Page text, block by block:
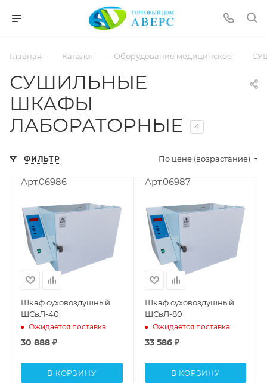
Главная — Каталог — Оборудование медицинское —
СУШИЛЬНЫЕ
ШКАФЫ
ЛАБОРАТОРНЫЕ
4
ФИЛЬТР По цене (возрастание)
Арт.06986
Шкаф суховоздушный
ШСвЛ-40
Ожидается поставка
30 888 ₽
В КОРЗИНУ
Арт.06987
Шкаф суховоздушный
ШСвЛ-80
Ожидается поставка
33 586₽
В КОРЗИНУ
pornspider.info
xnxx